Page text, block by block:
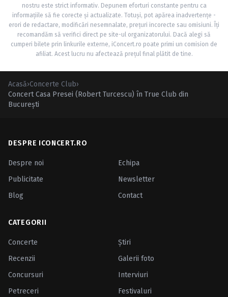
nostru este strict informativ. Depunem eforturi constante pentru ca
informațiile să fie corecte și actualizate. Totuși, pot apărea inadvertențe -
erori de redactare, modificări nesemnalate, prețuri incorecte sau omisiuni. Îți
recomandăm să verifici direct pe site-ul organizatorului. Dacă alegi să
cumperi bilete prin linkurile externe, iConcert.ro poate primi un comision de
afiliat. Acest lucru nu afectează prețul final plătit de tine.
Acasă›Concerte Club›
Concert Casa Presei (Robert Turcescu) în True Club din
Bucureşti
DESPRE ICONCERT.RO
Despre noi
Echipa
Publicitate
Newsletter
Blog
Contact
CATEGORII
Concerte
Ştiri
Recenzii
Galerii foto
Concursuri
Interviuri
Petreceri
Festivaluri